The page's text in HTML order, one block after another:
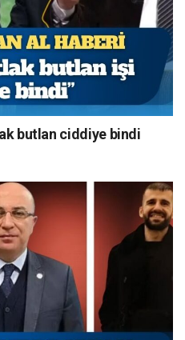
butlan ciddiye bindi